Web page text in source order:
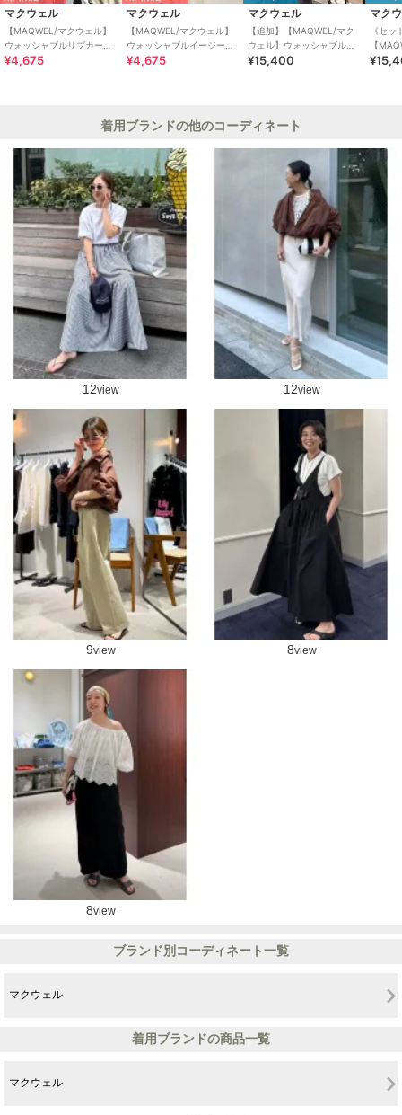
マクウェル
【MAQWEL/マクウェル】
ウォッシャブルリブカーデ
ィガン
¥4,675
マクウェル
【MAQWEL/マクウェル】
ウォッシャブルイージーケ
アノースリーブシャツ
¥4,675
マクウェル
【追加】【MAQWEL/マク
ウェル】ウォッシャブルソ
フトタフタワンピース
¥15,400
マク
《セッ
【
ナイロ
着用ブランドの他のコーディネート
12view 12view
9view 8view
8view
ブランド別コーディネート一覧
マクウェル
着用ブランドの商品一覧
マクウェル